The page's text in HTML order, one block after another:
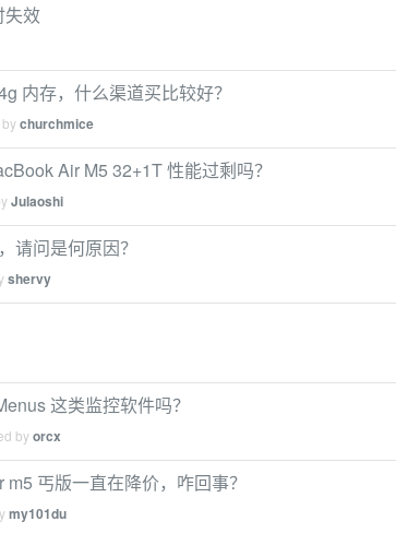
失效
内存，什么渠道买比较好？
churchmice
Air M5 32+1T 性能过剩吗？
Julaoshi
请问是何原因？
shervy
这类监控软件吗？
byorcx
丐版一直在降价，咋回事？
my101du